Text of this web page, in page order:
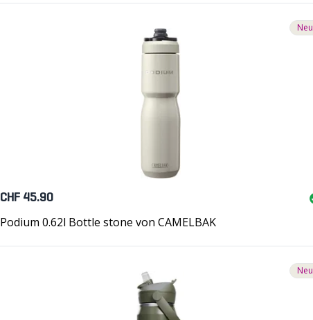
Neu
CHF 45.90
Podium 0.62l Bottle stone von CAMELBAK
Neu